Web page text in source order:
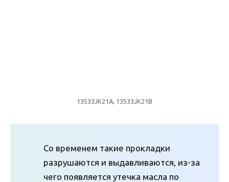
13533JK21A, 13533JK21B
Со временем такие прокладки
разрушаются и выдавливаются, из-за
чего появляется утечка масла по